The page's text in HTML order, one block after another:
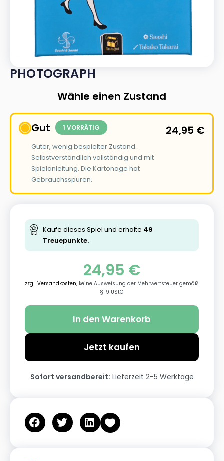
PHOTOGRAPH
Wähle einen Zustand
Gut 1 VORRÄTIG
Guter, wenig bespielter Zustand.
Selbstverständlich vollständig und mit
Spielanleitung. Die Kartonage hat
Gebrauchsspuren.
24,95 €
Kaufe dieses Spiel und erhalte 49
Treuepunkte.
24,95 €
zzgl. Versandkosten, keine Ausweisung der Mehrwertsteuer gemäß
§ 19 UStG
In den Warenkorb
Jetzt kaufen
Sofort versandbereit: Lieferzeit 2-5 Werktage